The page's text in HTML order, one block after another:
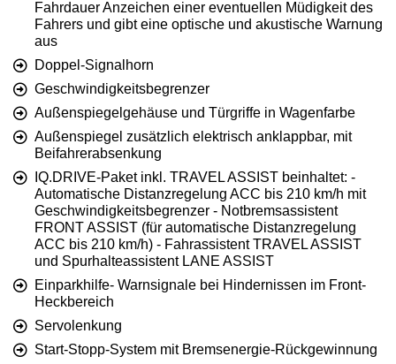
Fahrdauer Anzeichen einer eventuellen Müdigkeit des
Fahrers und gibt eine optische und akustische Warnung
aus
Doppel-Signalhorn
Geschwindigkeitsbegrenzer
Außenspiegelgehäuse und Türgriffe in Wagenfarbe
Außenspiegel zusätzlich elektrisch anklappbar, mit
Beifahrerabsenkung
IQ.DRIVE-Paket inkl. TRAVEL ASSIST beinhaltet: -
Automatische Distanzregelung ACC bis 210 km/h mit
Geschwindigkeitsbegrenzer - Notbremsassistent
FRONT ASSIST (für automatische Distanzregelung
ACC bis 210 km/h) - Fahrassistent TRAVEL ASSIST
und Spurhalteassistent LANE ASSIST
Einparkhilfe- Warnsignale bei Hindernissen im Front-
Heckbereich
Servolenkung
Start-Stopp-System mit Bremsenergie-Rückgewinnung